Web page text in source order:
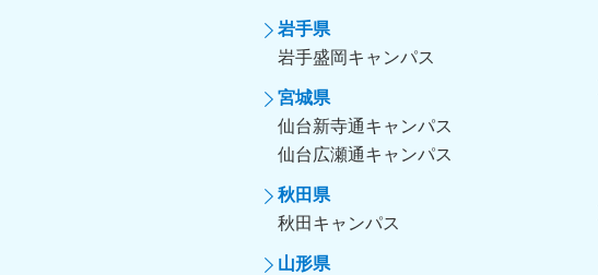
岩手県
岩手盛岡キャンパス
宮城県
仙台新寺通キャンパス
仙台広瀬通キャンパス
秋田県
秋田キャンパス
山形県